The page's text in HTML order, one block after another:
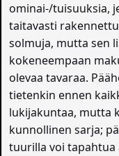
ominai-/tuisuuksia,
taitavasti
solmuja, mutta sen
kokeneempaan
olevaa tavaraa.
tietenkin ennen
lukijakuntaa, mutta
kunnollinen sarja;
tuurilla voi